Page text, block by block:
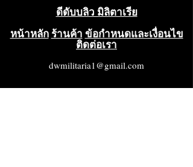
ด้านหลังสลักข้อความว่า "Fur treue
Dienste" (เพื่อการรับใช้ที่ซื่อสัตย์)
พร้อมเข็มกลัดสำหรับติด อยู่ใน
สภาพดีเยี่ยม (VG++++)
ดีดับบลิว มิลิตาเรีย
หน้าหลัก ร้านค้า ข้อกำหนดและเงื่อนไข
ติดต่อเรา
dwmilitaria1@gmail.com